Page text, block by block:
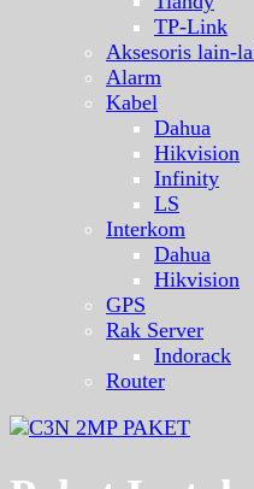
TP-Link
Aksesoris lain-
Alarm
Kabel
Dahua
Hikvision
Infinity
LS
Interkom
Dahua
Hikvision
GPS
Rak Server
Indorack
Router